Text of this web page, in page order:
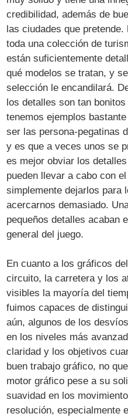
credibilidad, además de
las ciudades que
toda una colección de
están suficientemente
qué modelos se tratan, y
selección le encandilará.
los detalles son tan
tenemos ejemplos
ser las persona-pegatinas
y es que a veces unos se
es mejor obviar los
pueden llevar a cabo con
simplemente dejarlos para
acercarnos demasiado.
pequeños detalles acaban
general del juego.
En cuanto a los gráficos
circuito, la carretera y los
visibles la mayoría del
fuimos capaces de
aún, algunos de los
en los niveles más
claridad y los objetivos
buen trabajo gráfico, no
motor gráfico pese a su
suavidad en los
resolución, especialmente